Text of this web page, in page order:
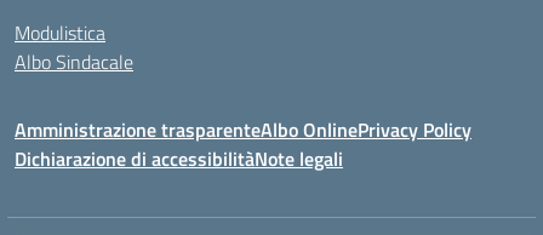
Modulistica
Albo Sindacale
Amministrazione trasparenteAlbo OnlinePrivacy Policy
Dichiarazione di accessibilitàNote legali